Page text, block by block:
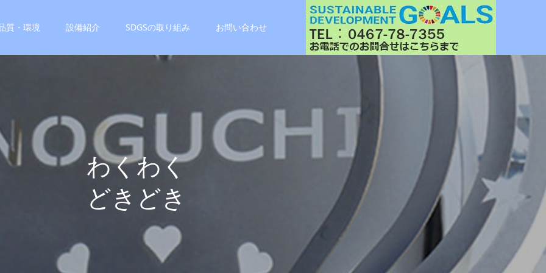
質・環境 設備紹介 SDGSの取り組み お問い合わせ
わくわく
どき どき